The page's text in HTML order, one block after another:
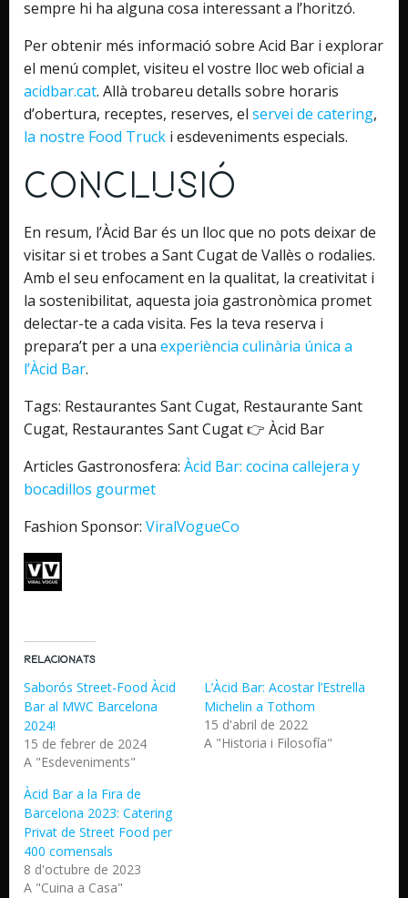
sempre hi ha alguna cosa interessant a l’horitzó.
Per obtenir més informació sobre Acid Bar i explorar
el menú complet, visiteu el vostre lloc web oficial a
acidbar.cat. Allà trobareu detalls sobre horaris
d’obertura, receptes, reserves, el servei de catering,
la nostre Food Truck i esdeveniments especials.
Conclusió
En resum, l’Àcid Bar és un lloc que no pots deixar de
visitar si et trobes a Sant Cugat de Vallès o rodalies.
Amb el seu enfocament en la qualitat, la creativitat i
la sostenibilitat, aquesta joia gastronòmica promet
delectar-te a cada visita. Fes la teva reserva i
prepara’t per a una experiència culinària única a
l’Àcid Bar.
Tags: Restaurantes Sant Cugat, Restaurante Sant
Cugat, Restaurantes Sant Cugat 👉 Àcid Bar
Articles Gastronosfera: Àcid Bar: cocina callejera y
bocadillos gourmet
Fashion Sponsor: ViralVogueCo
Relacionats
Saborós Street-Food Àcid
Bar al MWC Barcelona
2024!
15 de febrer de 2024
A "Esdeveniments"
L’Àcid Bar: Acostar l’Estrella
Michelin a Tothom
15 d'abril de 2022
A "Historia i Filosofía"
Àcid Bar a la Fira de
Barcelona 2023: Catering
Privat de Street Food per
400 comensals
8 d'octubre de 2023
A "Cuina a Casa"